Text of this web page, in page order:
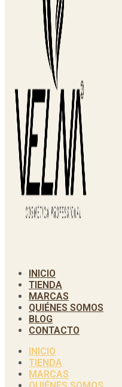
INICIO
TIENDA
MARCAS
QUIÉNES SOMOS
BLOG
CONTACTO
INICIO
TIENDA
MARCAS